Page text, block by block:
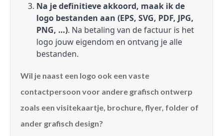
Na je definitieve akkoord, maak ik de
logo bestanden aan (EPS, SVG, PDF, JPG,
PNG, …). Na betaling van de factuur is het
logo jouw eigendom en ontvang je alle
bestanden.
Wil je naast een logo ook een vaste
contactpersoon voor andere grafisch ontwerp
zoals een visitekaartje, brochure, flyer, folder of
ander grafisch design?